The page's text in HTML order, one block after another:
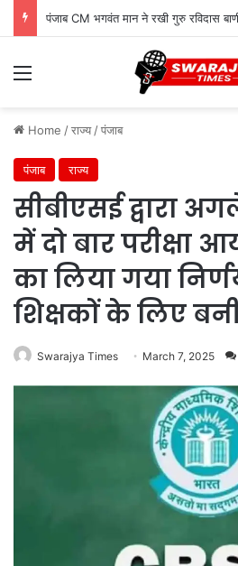
पंजाब CM भगवंत मान ने रखी गुरु रविदास
Menu
Home /राज्य /पंजाब
पंजाब राज्य
सीबीएसई द्वारा
में दो बार परीक्षा
का लिया गया
शिक्षकों के लिए
Swarajya Times March 7, 2025